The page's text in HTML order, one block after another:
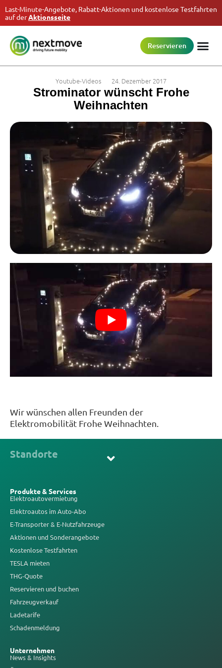
Last-Minute-Angebote, Rabatt-Aktionen und kostenlose Testfahrten
auf derAktionsseite
Reservieren
Youtube-Videos 24. Dezember 2017
Strominator wünscht Frohe
Weihnachten
Wir wünschen allen Freunden der
Elektromobilität Frohe Weihnachten.
Standorte
Produkte & Services
Elektroautovermietung
Elektroautos im Auto-Abo
E-Transporter & E-Nutzfahrzeuge
Aktionen und Sonderangebote
Kostenlose Testfahrten
TESLA mieten
THG-Quote
Reservieren und buchen
Fahrzeugverkauf
Ladetarife
Schadenmeldung
Unternehmen
News & Insights